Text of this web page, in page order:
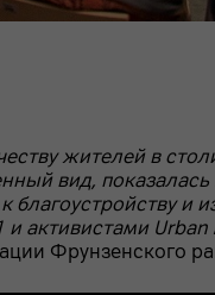
жителей в
вид, показалась
и
активистами Urban
Фрунзенского